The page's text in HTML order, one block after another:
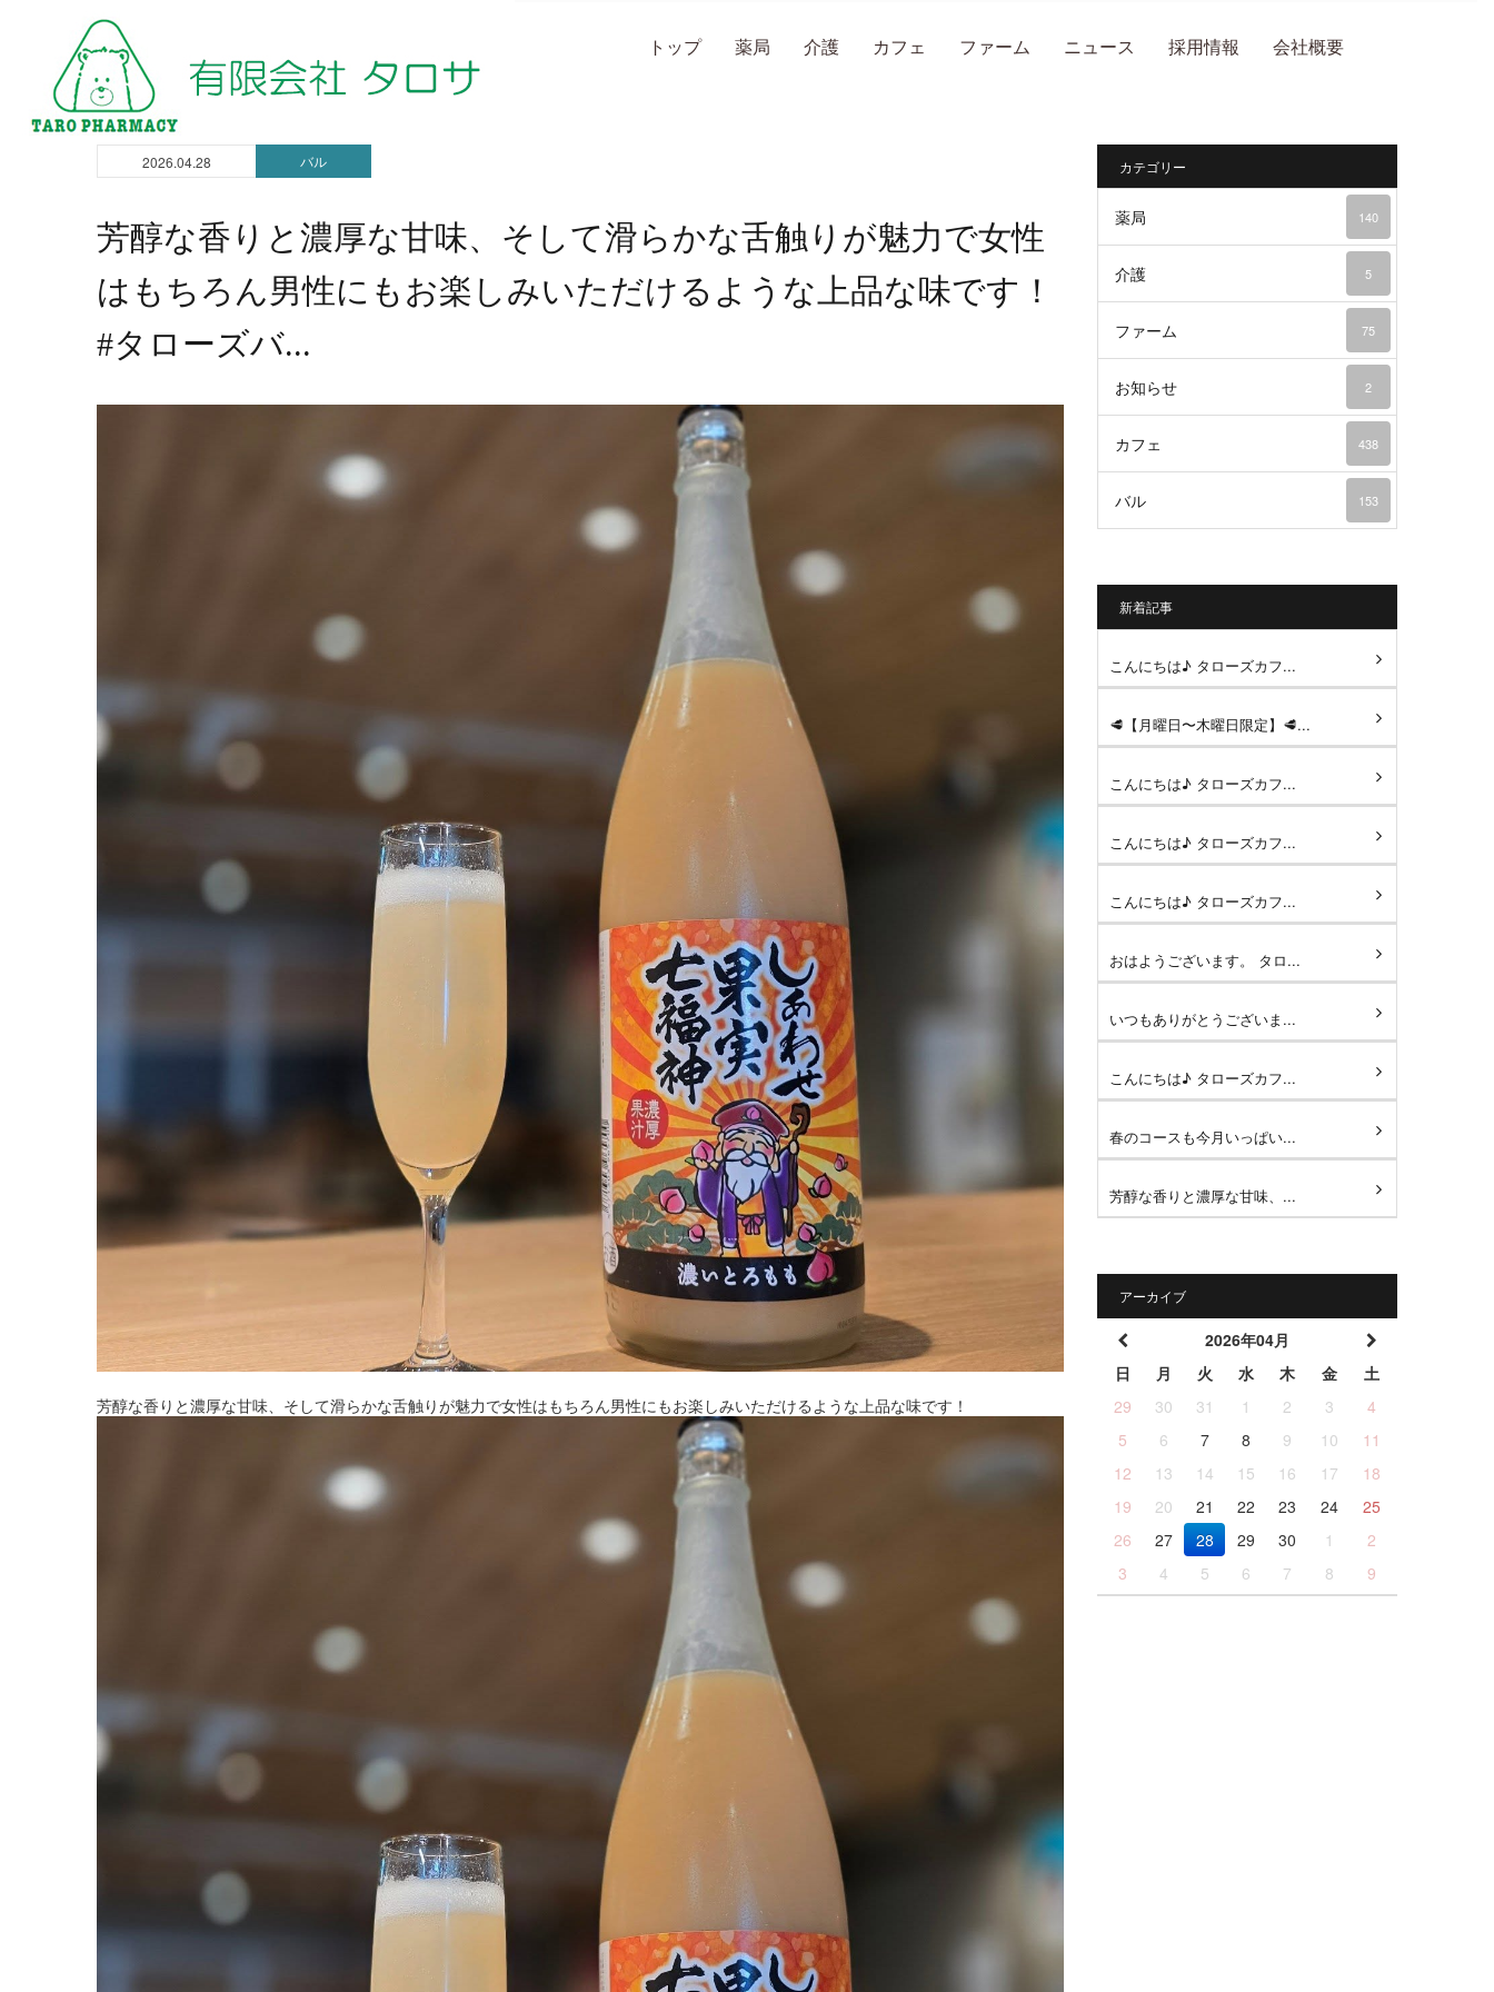
トップ 薬局 介護 カフェ ファーム ニュース 採用情報 会社概要
2026.04.28 バル
芳醇な香りと濃厚な甘味、そして滑らかな舌触りが魅力で女性
はもちろん男性にもお楽しみいただけるような上品な味です！
#タローズバ...
芳醇な香りと濃厚な甘味、そして滑らかな舌触りが魅力で女性はもちろん男性にもお楽しみいただけるような上品な味です！
カテゴリー
薬局 140
介護 5
ファーム 75
お知らせ 2
カフェ 438
バル 153
新着記事
こんにちは♪ タローズカフ...
🥩【月曜日〜木曜日限定】🥩...
こんにちは♪ タローズカフ...
こんにちは♪ タローズカフ...
こんにちは♪ タローズカフ...
おはようございます。 タロ...
いつもありがとうございま...
こんにちは♪ タローズカフ...
春のコースも今月いっぱい...
芳醇な香りと濃厚な甘味、...
アーカイブ
2026年04月
日
月 火 水 木 金
土
29
30 31 1 2 3
4
5
6 7 8 9 10
11
12
13 14 15 16 17
18
19
20 21 22 23 24
25
26
27 28 29 30 1
2
3
4 5 6 7 8 9